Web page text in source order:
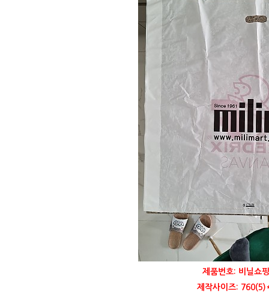
제품번호: 비닐쇼
제작사이즈: